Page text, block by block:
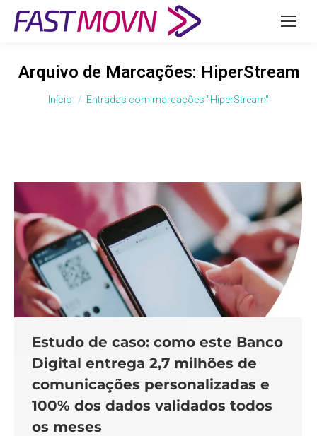
Arquivo de Marcações: HiperStream
Você está aqui:
Início Entradas com marcações "HiperStream"
Estudo de caso: como este Banco
Digital entrega 2,7 milhões de
comunicações personalizadas e
100% dos dados validados todos
os meses